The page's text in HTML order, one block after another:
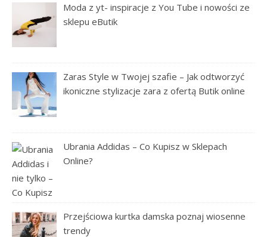
Moda z yt- inspiracje z You Tube i nowości ze
sklepu eButik
Zaras Style w Twojej szafie – Jak odtworzyć
ikoniczne stylizacje zara z ofertą Butik online
Ubrania Addidas – Co Kupisz w Sklepach
Online?
Przejściowa kurtka damska poznaj wiosenne
trendy